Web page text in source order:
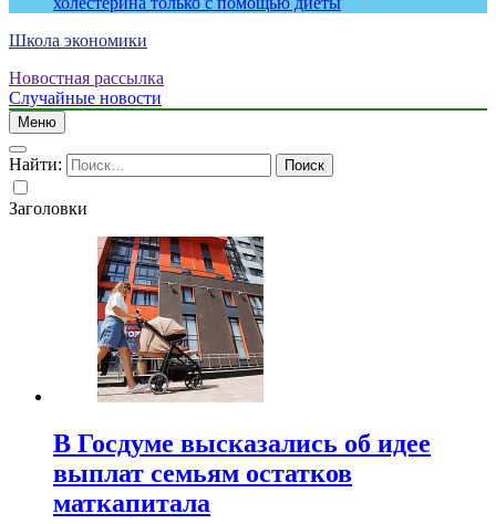
Школа экономики
Новостная рассылка
Случайные новости
Меню
Найти:
Заголовки
В Госдуме высказались об идее
выплат семьям остатков
маткапитала